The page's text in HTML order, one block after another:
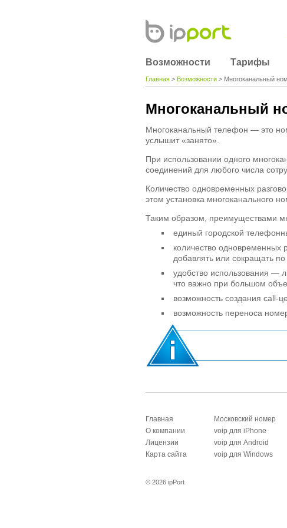
Возможности Тарифы
Главная > Возможности > Многоканальный
Многоканальный
Многоканальный телефон — это
услышит «занято».
При использовании одного
соединений для любого числа
Количество одновременных
этом установка многоканального
Таким образом, преимуществами
единый городской
количество одновременных
добавлять или сокращать
удобство использования —
что важно при большом
возможность создания call-
возможность переноса
Главная
О компании
Лицензии
Карта сайта
Московский номер
voip для iPhone
voip для Android
voip для Windows
© 2026 ipPort